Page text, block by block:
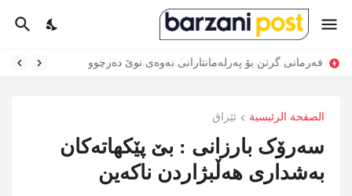
فەرمانی گرتن بۆ پەرلەمانتارانی نەوەی نوێ دەرچوو
الصفحة الرئيسية ئێراق
سەرۆک بارزانی : بێ پێکهاتەکان
بەشداری هەڵبژاردن ناکەین